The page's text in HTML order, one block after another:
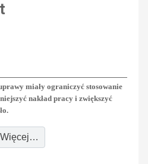
miały ograniczyć stosowanie
nakład pracy i zwiększyć